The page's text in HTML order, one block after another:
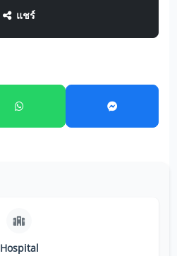
แชร์
Hospital